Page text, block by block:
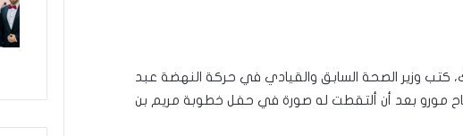
وزير الصحة السابق والقيادي في حركة النهضة عبد
مورو بعد أن ألتقطت له صورة في حفل خطوبة مريم بن